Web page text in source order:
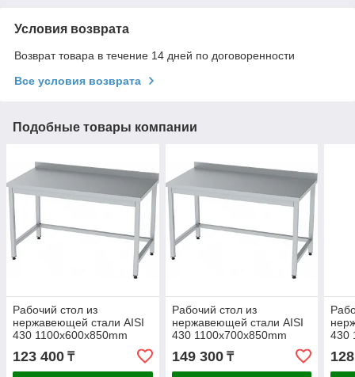
Условия возврата
Возврат товара в течение 14 дней по договоренности
Все условия возврата
Подобные товары компании
Рабочий стол из
нержавеющей стали AISI
430 1100x600x850mm
123 400 ₸
Рабочий стол из
нержавеющей стали AISI
430 1100x700x850mm
149 300₸
430